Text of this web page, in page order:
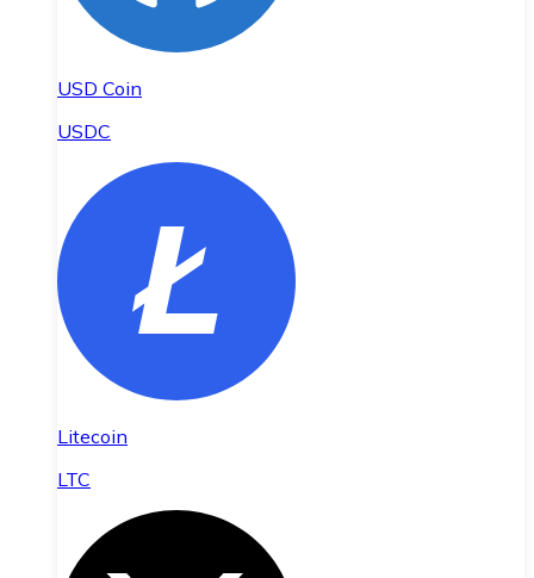
USD Coin
USDC
Litecoin
LTC